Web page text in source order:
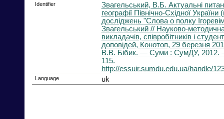
Identifier
Звагельський, В.Б. Актуальні
географії Північно-Східної України
досліджень "Слова о полку
Звагельський // Науково-
викладачів, співробітників і
доповідей, Конотоп, 29 березня
В.В. Бібик. — Суми : СумДУ,
115.
http://essuir.sumdu.edu.ua/handle/
Language uk